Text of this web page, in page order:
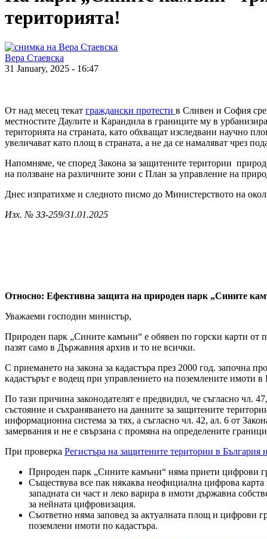
територията!
Вера Стаевска
31 January, 2025 - 16:47
От над месец текат граждански протести в Сливен и София
местностите Даулите и Карандила в границите му в
територията на страната, като обхващат изследвани научно
увеличават като площ в страната, а не да се намаляват чрез
Напомняме, че според Закона за защитените територии
на ползване на различните зони с План за управление на
Днес изпратихме и следното писмо до Министерството на
Изх. № ЗЗ-259/3
Относно: Ефективна защита на природен парк „Сините
Уважаеми господин министър,
Природен парк „Сините камъни“ е обявен по горски карти от
пазят само в Държавния архив и то не всички.
С приемането на закона за кадастъра през 2000 год. започна
кадастърът е водещ при управлението на поземлените имоти в
По тази причина законодателят е предвидил, че съгласно чл.
състояние и съхраняването на данните за защитените
информационна система за тях, а съгласно чл. 42, ал. 6 от
замервания и не е свързана с промяна на определените
При проверка Регистъра на защитените територии в България
Природен парк „Сините камъни“ няма приети цифрови
Съществува все пак някаква неофициална цифрова
западната си част и леко варира в имоти държавна
за нейната цифровизация.
Съответно няма заповед за актуалната площ и цифрови
поземлени имоти по кадастъра.